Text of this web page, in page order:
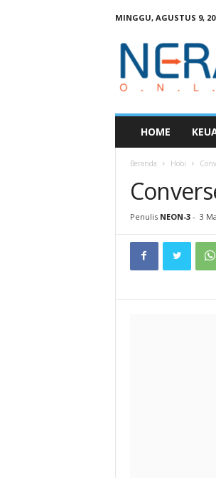
MINGGU, AGUSTUS 9,
HOME
Beranda Hobi
Penulis NEON-3- 3